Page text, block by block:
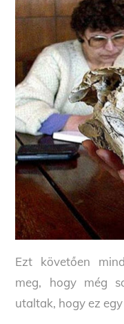
Ezt követően
meg, hogy még
utaltak, hogy ez